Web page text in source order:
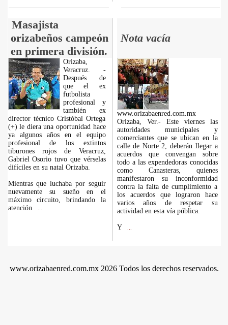
Masajista
orizabeños campeón
en primera división.
Nota vacía
Orizaba,
Veracruz. -
Después de
que el ex
futbolista
profesional y
también ex
director técnico Cristóbal Ortega
(+) le diera una oportunidad hace
ya algunos años en el equipo
profesional de los extintos
tiburones rojos de Veracruz,
Gabriel Osorio tuvo que vérselas
difíciles en su natal Orizaba.
Mientras que luchaba por seguir
nuevamente su sueño en el
máximo circuito, brindando la
atención
www.orizabaenred.com.mx
Orizaba, Ver.- Este viernes las
autoridades municipales y
comerciantes que se ubican en la
calle de Norte 2, deberán llegar a
acuerdos que convengan sobre
todo a las expendedoras conocidas
como Canasteras, quienes
manifestaron su inconformidad
contra la falta de cumplimiento a
los acuerdos que lograron hace
varios años de respetar su
actividad en esta vía pública.
Y
www.orizabaenred.com.mx 2026 Todos los derechos reservados.